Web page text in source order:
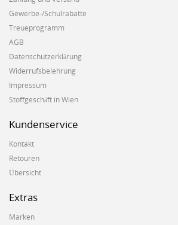
Gewerbe-/Schulrabatte
Treueprogramm
AGB
Datenschutzerklärung
Widerrufsbelehrung
Impressum
Stoffgeschäft in Wien
Kundenservice
Kontakt
Retouren
Übersicht
Extras
Marken